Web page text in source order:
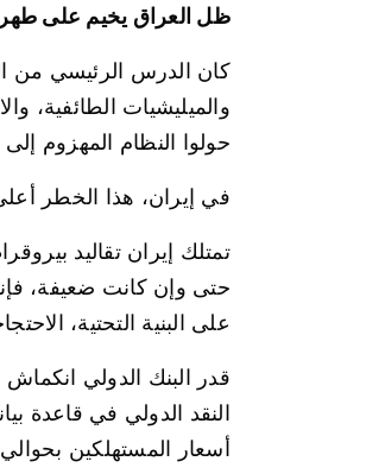
ظل العراق يخيم على
والميليشيات الطائفية،
حولوا النظام المهزوم
في إيران، هذا الخطر
تمتلك إيران تقاليد
حتى وإن كانت ضعيفة،
على البنية التحتية،